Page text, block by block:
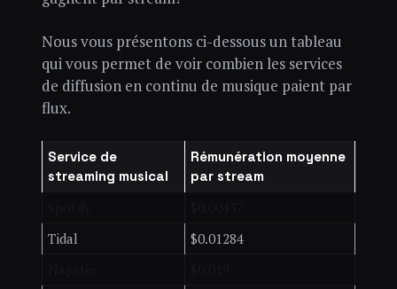
Nous vous présentons ci-dessous un tableau
qui vous permet de voir combien les services
de diffusion en continu de musique paient par
flux.
Service de
streaming musical
Rémunération moyenne
par stream
Tidal
$0.01284